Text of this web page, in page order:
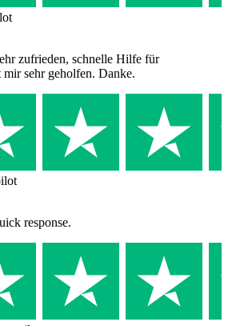
zufrieden, schnelle Hilfe für
sehr geholfen. Danke.
response.